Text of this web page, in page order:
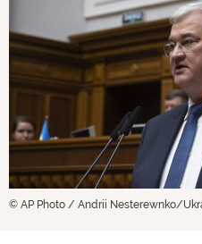
© AP Photo / Andrii Nesterewnko/